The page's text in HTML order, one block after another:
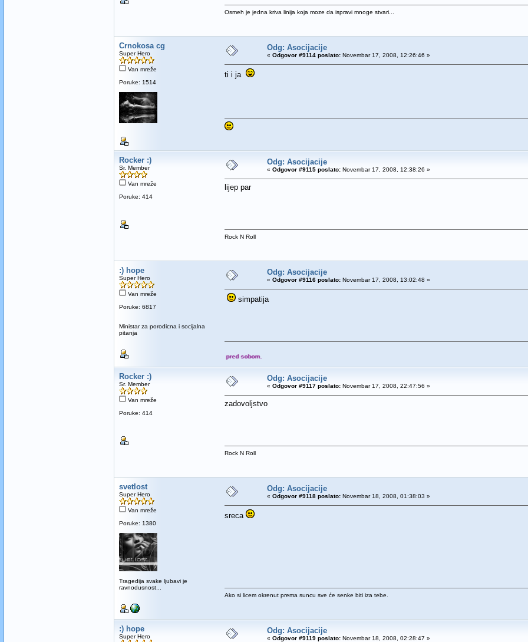
Osmeh je jedna kriva linija koja moze da ispravi mnoge stvari...
Crnokosa cg
Super Hero
Van mreže
Poruke: 1514
Odg: Asocijacije
« Odgovor #9114 poslato:Novembar 17, 2008, 12:26:46 »
ti i ja
Rocker :)
Sr. Member
Van mreže
Poruke: 414
Odg: Asocijacije
« Odgovor #9115 poslato:Novembar 17, 2008, 12:38:26 »
lijep par
Rock N Roll
:) hope
Super Hero
Van mreže
Poruke: 6817
Ministar za porodicna i socijalna
pitanja
Odg: Asocijacije
« Odgovor #9116 poslato:Novembar 17, 2008, 13:02:48 »
simpatija
Ono što vidiš to imaš pred sobom.
Rocker :)
Sr. Member
Van mreže
Poruke: 414
Odg: Asocijacije
« Odgovor #9117 poslato:Novembar 17, 2008, 22:47:56 »
zadovoljstvo
Rock N Roll
svetlost
Super Hero
Van mreže
Poruke: 1380
Tragedija svake ljubavi je
ravnodusnost...
Odg: Asocijacije
« Odgovor #9118 poslato:Novembar 18, 2008, 01:38:03 »
sreca
Ako si licem okrenut prema suncu sve će senke biti iza tebe.
:) hope
Super Hero
Odg: Asocijacije
« Odgovor #9119 poslato:Novembar 18, 2008, 02:28:47 »